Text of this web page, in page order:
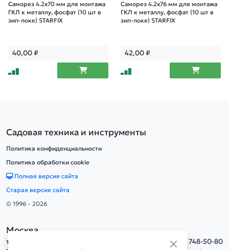
Саморез 4.2х70 мм для монтажа
ГКЛ к металлу, фосфат (10 шт в
зип-локе) STARFIX
40,00₽
Саморез 4.2х76 мм для монтажа
ГКЛ к металлу, фосфат (10 шт в
зип-локе) STARFIX
42,00₽
Садовая техника и инструменты
Политика конфиденциальности
Политика обработки cookie
Полная версия сайта
Старая версия сайта
© 1996 - 2026
Москва
тел.
+7(495) 748-50-80